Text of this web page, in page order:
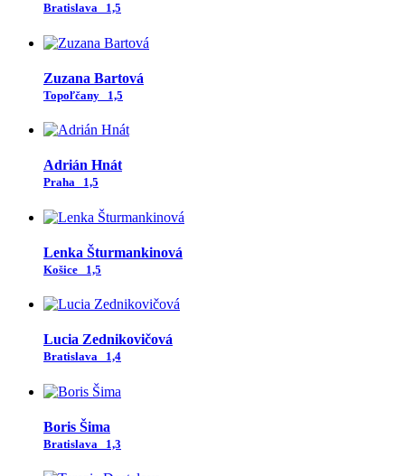
Bratislava 1,5
Zuzana Bartová
Topoľčany 1,5
Adrián Hnát
Praha 1,5
Lenka Šturmankinová
Košice 1,5
Lucia Zednikovičová
Bratislava 1,4
Boris Šima
Bratislava 1,3